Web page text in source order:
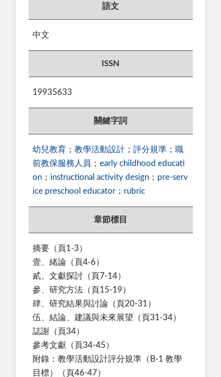
語文
中文
ISSN
19935633
關鍵字詞
幼兒教育 ； 教學活動設計 ； 評分規準 ； 職
前教保服務人員 ； early childhood educati
on ； instructional activity design ； pre-serv
ice preschool educator ； rubric
章節標目
摘要（頁1-3）
壹、緒論（頁4-6）
貳、文獻探討（頁7-14）
參、研究方法（頁15-19）
肆、研究結果與討論（頁20-31）
伍、結論、建議與未來展望（頁31-34）
誌謝（頁34）
參考文獻（頁34-45）
附錄：教學活動設計評分規準（B-1 教學
目標）（頁46-47）